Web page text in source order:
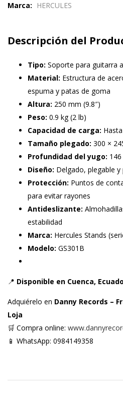
Marca:
HERCULES
Descripción del
Tipo: Soporte para guitarra
Material: Estructura de
espuma y patas de goma
Altura: 250 mm (9.8″)
Peso: 0.9 kg (2 lb)
Capacidad de carga:
Tamaño plegado: 300 ×
Profundidad del yugo:
Diseño: Delgado, plegable
Protección: Puntos de
para evitar rayones
Antideslizante:
estabilidad
Marca: Hercules Stands
Modelo: GS301B
📍 Disponible en Cuenca,
Adquiérelo en Danny Records –
Loja
🛒 Compra online:
📱 WhatsApp: 0984149358